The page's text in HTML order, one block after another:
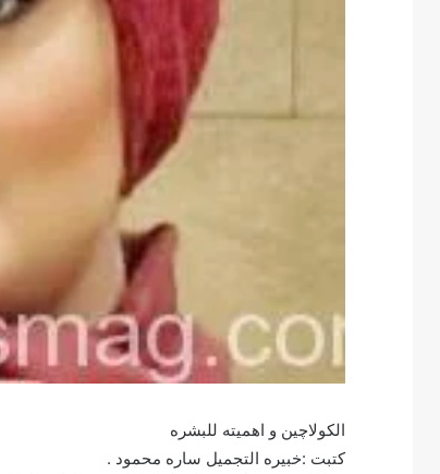
الكولاچين و اهميته للبشره
كتبت :خبيره التجميل ساره محمود .